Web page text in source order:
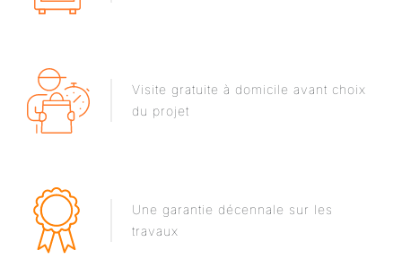
Visite gratuite à domicile avant choix
du projet
Une garantie décennale sur les
travaux